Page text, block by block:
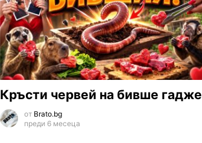
Кръсти червей на бивше гадже
от Brato.bg
преди 6 месеца